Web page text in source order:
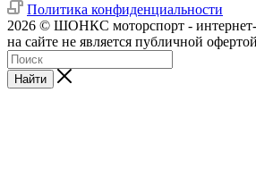
Политика конфиденциальности
2026 © ШОНКС моторспорт -
на сайте не является публичной офертой
Найти